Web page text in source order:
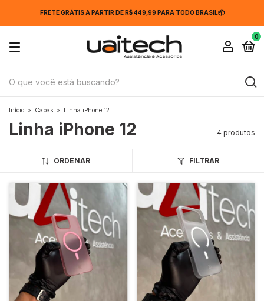
FRETE GRÁTIS A PARTIR DE R$ 449,99 PARA TODO BRASIL📦
0
Início > Capas > Linha iPhone 12
Linha iPhone 12 4 produtos
ORDENAR FILTRAR